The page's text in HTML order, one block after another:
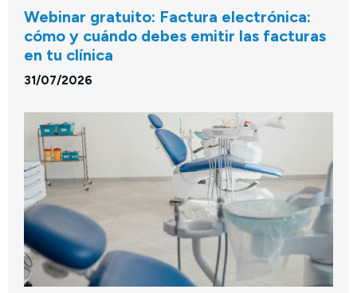
Webinar gratuito: Factura electrónica:
cómo y cuándo debes emitir las facturas
en tu clínica
31/07/2026